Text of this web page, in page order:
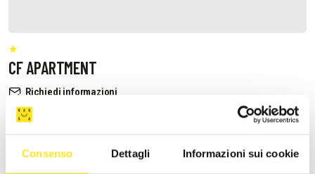
Consenso Dettagli Informazioni sui cookie
CF APARTMENT
Richiedi informazioni